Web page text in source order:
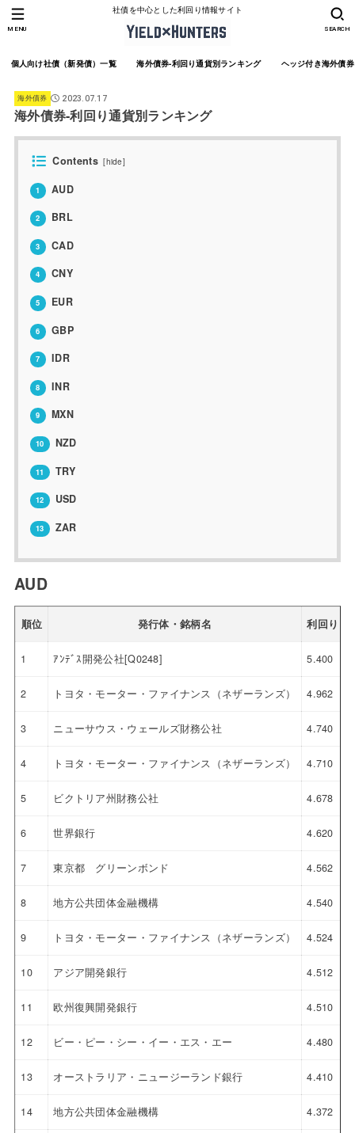
社債を中心とした利回り情報サイト
個人向け社債（新発債）一覧 海外債券-利回り通貨別ランキング ヘッジ付き海外債
SEARCH
MENU
海外債券 2023.07.17
海外債券-利回り通貨別ランキング
Contents [hide]
1 AUD
2 BRL
3 CAD
4 CNY
5 EUR
6 GBP
7 IDR
8 INR
9 MXN
10 NZD
11 TRY
12 USD
13 ZAR
AUD
順位 発行体・銘柄名 利回り
1 ｱﾝﾃﾞｽ開発公社[Q0248] 5.400
2 トヨタ・モーター・ファイナンス（ネザーランズ） 4.962
3 ニューサウス・ウェールズ財務公社 4.740
4 トヨタ・モーター・ファイナンス（ネザーランズ） 4.710
5 ビクトリア州財務公社 4.678
6 世界銀行 4.620
7 東京都 グリーンボンド 4.562
8 地方公共団体金融機構 4.540
9 トヨタ・モーター・ファイナンス（ネザーランズ） 4.524
10 アジア開発銀行 4.512
11 欧州復興開発銀行 4.510
12 ビー・ピー・シー・イー・エス・エー 4.480
13 オーストラリア・ニュージーランド銀行 4.410
14 地方公共団体金融機構 4.372